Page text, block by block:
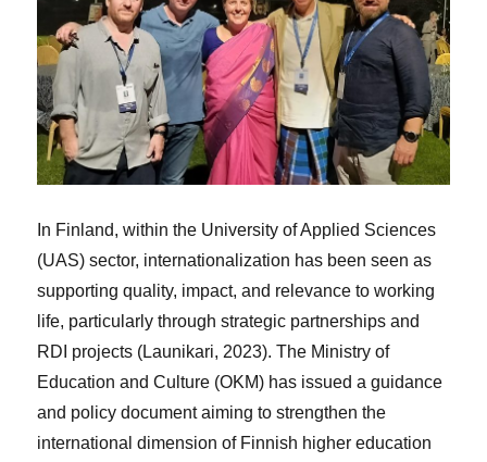
In Finland, within the University of Applied Sciences
(UAS) sector, internationalization has been seen as
supporting quality, impact, and relevance to working
life, particularly through strategic partnerships and
RDI projects (Launikari, 2023). The Ministry of
Education and Culture (OKM) has issued a guidance
and policy document aiming to strengthen the
international dimension of Finnish higher education